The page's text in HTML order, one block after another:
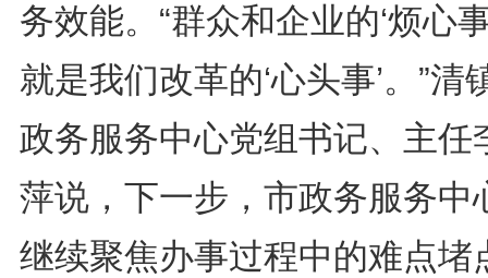
务效能。“群众和企业的‘烦心
就是我们改革的‘心头事’。”清
政务服务中心党组书记、主任
萍说，下一步，市政务服务中
继续聚焦办事过程中的难点堵